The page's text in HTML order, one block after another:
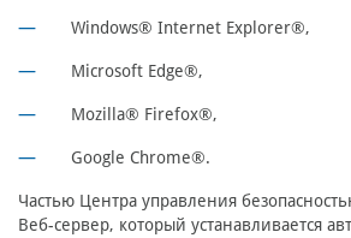
Windows® Internet Explorer®,
Microsoft Edge®,
Mozilla® Firefox®,
Google Chrome®.
Частью Центра управления
Веб-сервер, который устанавливается